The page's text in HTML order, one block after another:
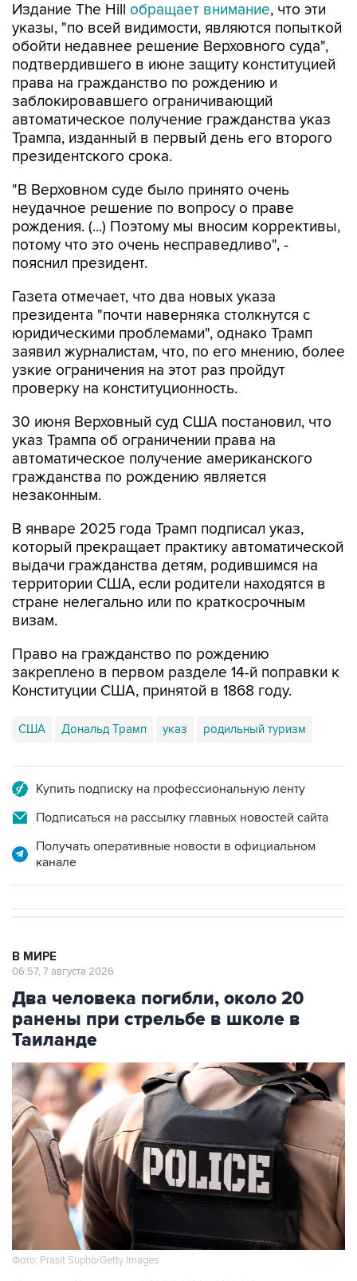
Издание The Hill обращает внимание, что эти
указы, "по всей видимости, являются попыткой
обойти недавнее решение Верховного суда",
подтвердившего в июне защиту конституцией
права на гражданство по рождению и
заблокировавшего ограничивающий
автоматическое получение гражданства указ
Трампа, изданный в первый день его второго
президентского срока.
"В Верховном суде было принято очень
неудачное решение по вопросу о праве
рождения. (...) Поэтому мы вносим коррективы,
потому что это очень несправедливо", -
пояснил президент.
Газета отмечает, что два новых указа
президента "почти наверняка столкнутся с
юридическими проблемами", однако Трамп
заявил журналистам, что, по его мнению, более
узкие ограничения на этот раз пройдут
проверку на конституционность.
30 июня Верховный суд США постановил, что
указ Трампа об ограничении права на
автоматическое получение американского
гражданства по рождению является
незаконным.
В январе 2025 года Трамп подписал указ,
который прекращает практику автоматической
выдачи гражданства детям, родившимся на
территории США, если родители находятся в
стране нелегально или по краткосрочным
визам.
Право на гражданство по рождению
закреплено в первом разделе 14-й поправки к
Конституции США, принятой в 1868 году.
США Дональд Трамп указ родильный туризм
Купить подписку на профессиональную ленту
Подписаться на рассылку главных новостей сайта
Получать оперативные новости в официальном
канале
В МИРЕ
06:57, 7 августа 2026
Два человека погибли, около 20
ранены при стрельбе в школе в
Таиланде
Фото: Prasit Supho/Getty Images